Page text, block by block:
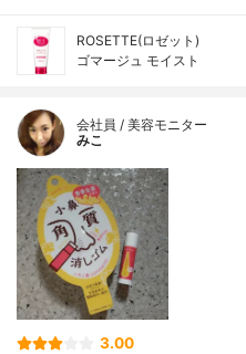
ROSETTE(ロゼット)
ゴマージュ モイスト
会社員 / 美容モニター
みこ
3.00